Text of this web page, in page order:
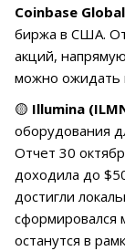
Coinbase
биржа в США.
акций,
можно ожидать
🟡 Illumina
оборудования
Отчет 30
доходила до
достигли
сформировался
останутся в